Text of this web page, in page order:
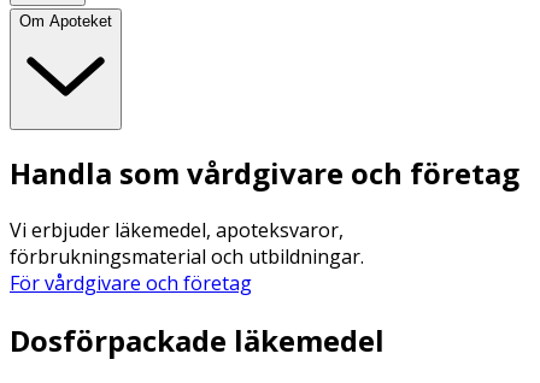
Om Apoteket
Handla som vårdgivare och företag
Vi erbjuder läkemedel, apoteksvaror,
förbrukningsmaterial och utbildningar.
För vårdgivare och företag
Dosförpackade läkemedel